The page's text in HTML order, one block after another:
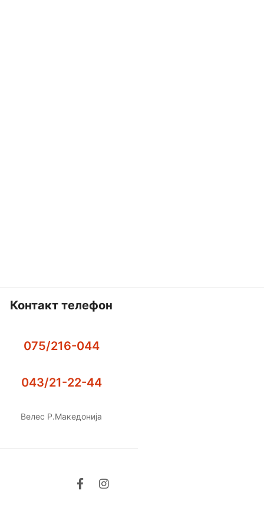
Контакт телефон
075/216-044
043/21-22-44
Велес Р.Македонија